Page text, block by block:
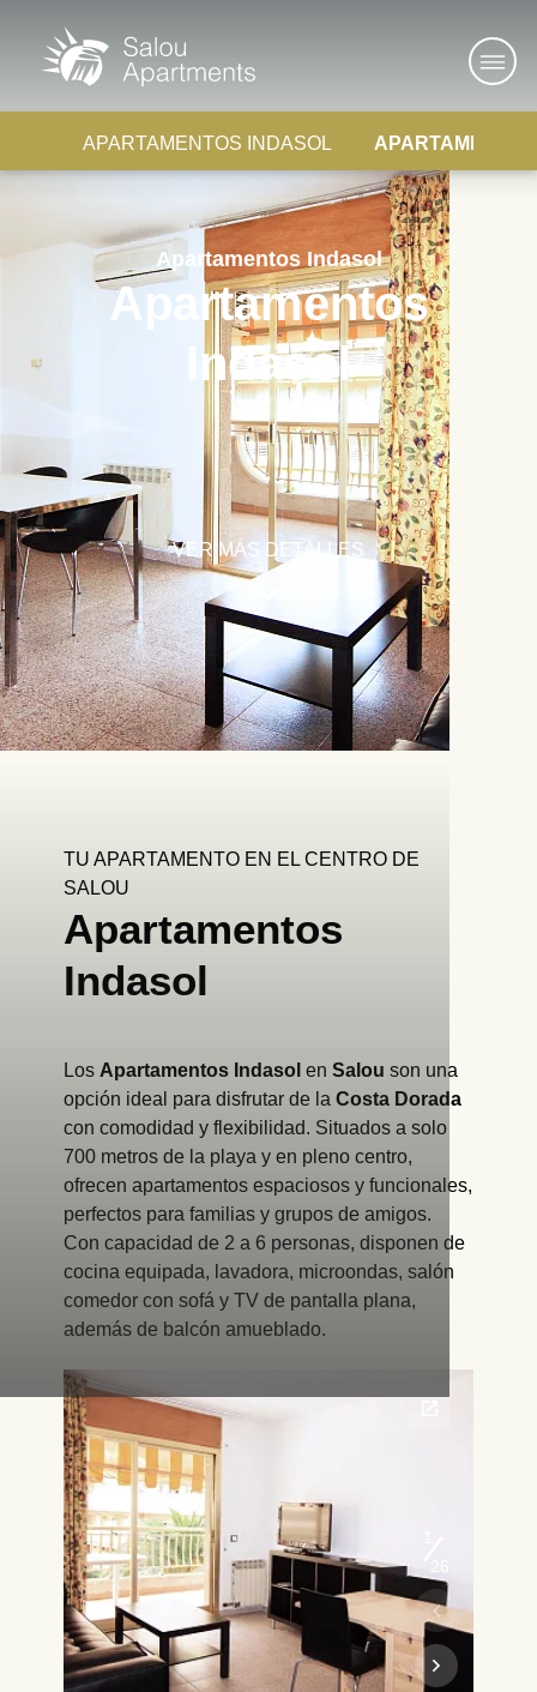
Apartamentos Indasol
Apartamentos
Indasol
VER MÁS DETALLES
APARTAMENTOS INDASOL APARTAMENTOS
Inicio /Home /Apartamentos
TU APARTAMENTO EN EL CENTRO DE
SALOU
Apartamentos
Indasol
Los Apartamentos Indasol en Salou son una
opción ideal para disfrutar de la Costa Dorada
con comodidad y flexibilidad. Situados a solo
700 metros de la playa y en pleno centro,
ofrecen apartamentos espaciosos y funcionales,
perfectos para familias y grupos de amigos.
Con capacidad de 2 a 6 personas, disponen de
cocina equipada, lavadora, microondas, salón
comedor con sofá y TV de pantalla plana,
además de balcón amueblado.